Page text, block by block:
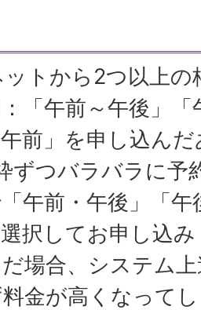
トから2つ以上の
「午前～午後」「
前」を申し込ん
ずつバラバラに予
午前・午後」「
択してお申し込
場合、システム
金が高くなって